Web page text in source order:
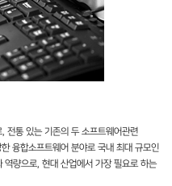
전통 있는 기존의 두 소프트웨어관련
융합소프트웨어 분야로 국내 최대 규모인
량으로, 현대 산업에서 가장 필요로 하는